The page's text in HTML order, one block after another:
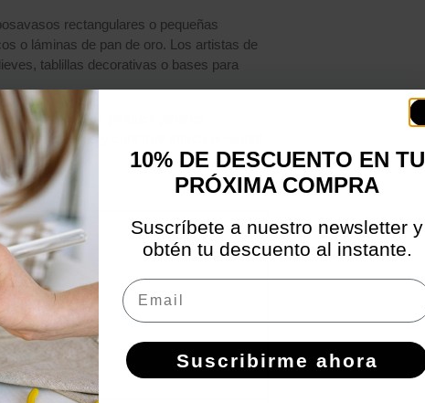
rectangulares o pequeñas
o láminas de pan de oro. Los artistas de
tablillas decorativas o bases para
capacidad de producir jabones
clientes y construir marca personal.
10% DE DESCUENTO EN TU
PRÓXIMA COMPRA
Suscríbete a nuestro newsletter y
obtén tu descuento al instante.
Email
Suscribirme ahora